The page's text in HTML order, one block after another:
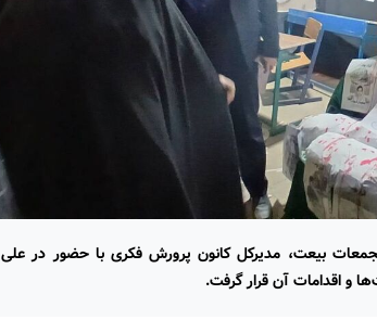
بیعت، مدیرکل کانون پرورش فکری با حضور در علی
و اقدامات آن قرار گرفت.